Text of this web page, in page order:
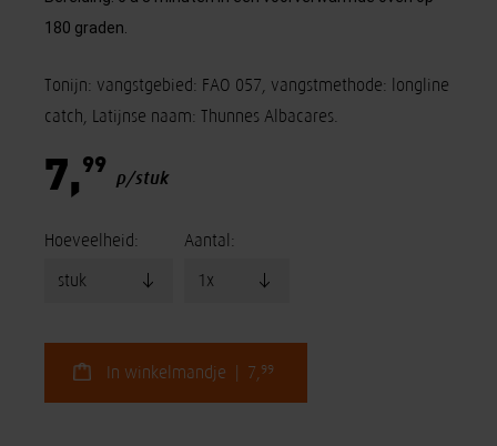
180 graden.
Tonijn: vangstgebied: FAO 057, vangstmethode: longline
catch, Latijnse naam: Thunnes Albacares.
7, 99
p/stuk
Hoeveelheid: Aantal:
In winkelmandje | 7, 99